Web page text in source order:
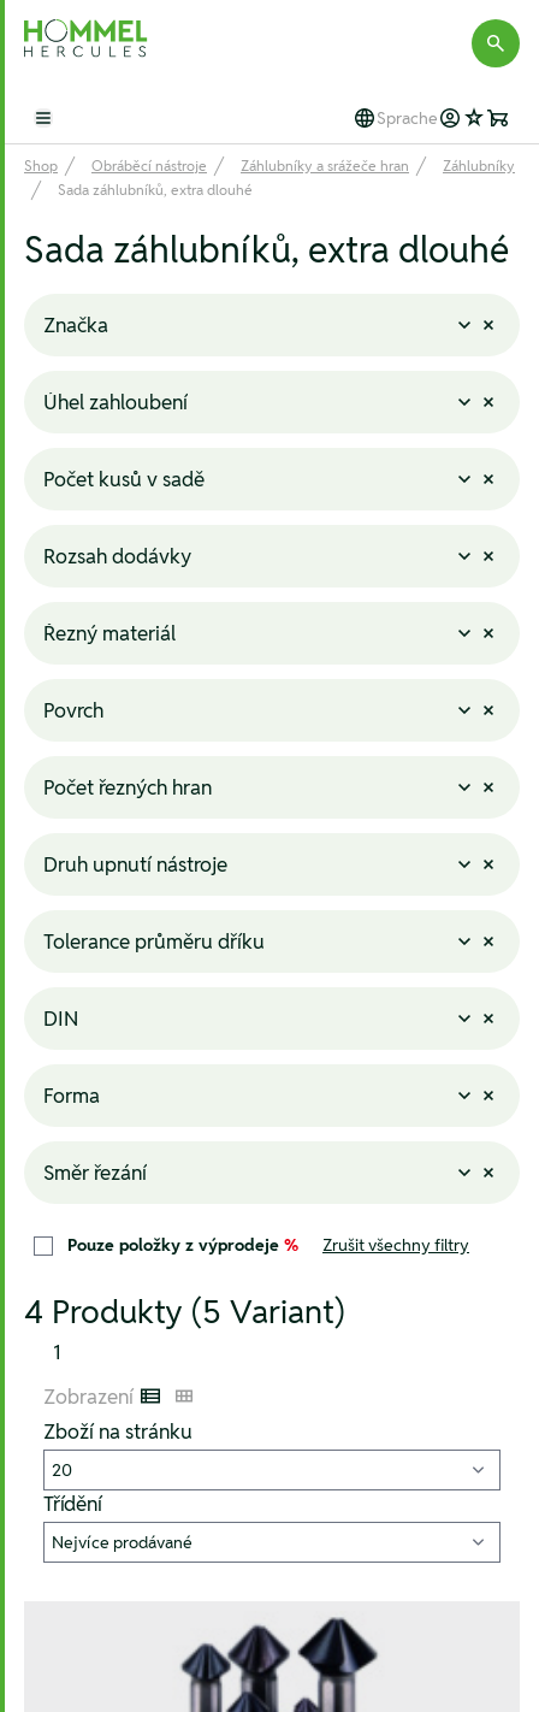
Hommel Hercules
Open main menu Sprache
Shop Obráběcí nástroje Záhlubníky a srážeče hran
Záhlubníky
Sada záhlubníků, extra dlouhé
Sada záhlubníků, extra dlouhé
Značka
Úhel zahloubení
Počet kusů v sadě
Rozsah dodávky
Řezný materiál
Povrch
Počet řezných hran
Druh upnutí nástroje
Tolerance průměru dříku
DIN
Forma
Směr řezání
Pouze položky z výprodeje % Zrušit všechny filtry
4 Produkty (5 Variant)
1
Zobrazení Listenansicht
Kachelansicht
Zboží na stránku
Třídění